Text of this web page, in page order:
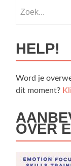
naar:
HELP!
Word je
dit moment?
OVER